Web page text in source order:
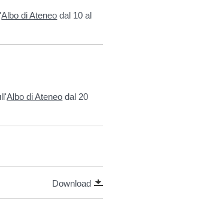
Albo di Ateneo dal 10 al
Albo di Ateneo dal 20
Download